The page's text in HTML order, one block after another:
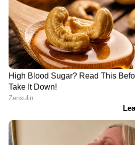
പറഞ്ഞു മടക്കി
പരിശോധിച്ചപ്പോഴാണ് മുക്കു
ബാക്കി തുക വാങ്ങാനെത്തിയ
വെള്ളറട പൊലീസിൽ ഏൽപ്പിച്ചു.
ഏഷ്യാനെറ്റ് ന്യൂസ് ലൈവ്